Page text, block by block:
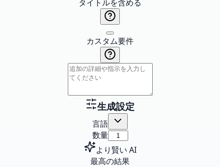
タイトルを含める
カスタム要件
生成設定
言語
数量
より賢い AI
最高の結果